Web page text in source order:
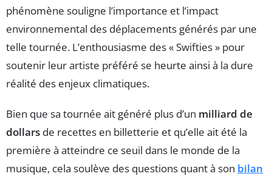
phénomène souligne l’importance et l’impact
environnemental des déplacements générés par une
telle tournée. L’enthousiasme des « Swifties » pour
soutenir leur artiste préféré se heurte ainsi à la dure
réalité des enjeux climatiques.
Bien que sa tournée ait généré plus d’un milliard de
dollars de recettes en billetterie et qu’elle ait été la
première à atteindre ce seuil dans le monde de la
musique, cela soulève des questions quant à son bilan